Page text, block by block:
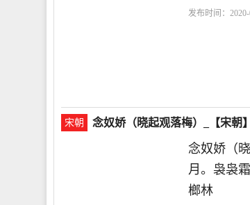
发布时间：
宋朝 念奴娇（晓起观落梅）_【宋朝
念奴娇（
月。袅袅
榔林